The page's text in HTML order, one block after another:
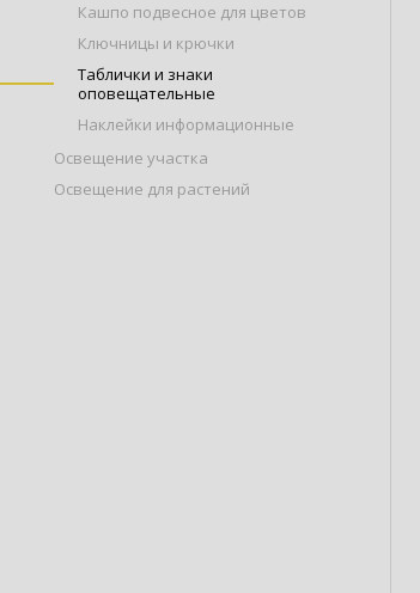
Кашпо подвесное для цветов
Ключницы и крючки
Таблички и знаки
оповещательные
Наклейки информационные
Освещение участка
Освещение для растений